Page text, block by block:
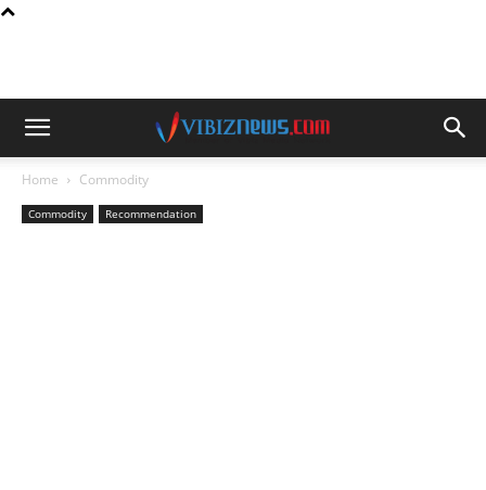
Home Commodity
Commodity Recommendation